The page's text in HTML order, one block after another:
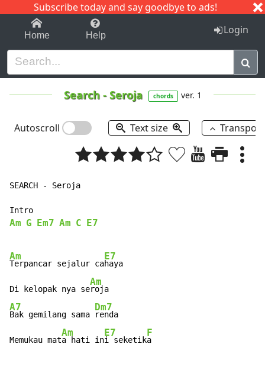
Subscribe today and say goodbye to ads!
1-9 C I J
Home Help Login
Search-Seroja chords ver. 1
Autoscroll Text size
SEARCH - Seroja
Am G Em7 Am C E7
Am
Terpancar sejalur ca
E7
haya
Di kelopak nya se
Am
A7
Bak gemilang sama
Dm7
renda
Memukau mat
Am
a hati in
E7
i seketik
F
a